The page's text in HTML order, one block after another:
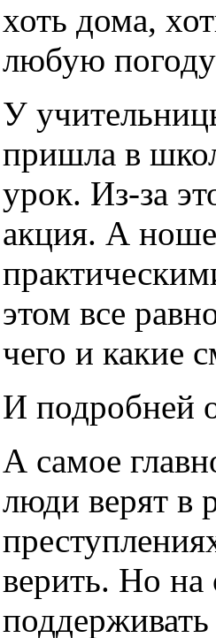
хоть дома,
любую
У
пришла в
урок. Из-за
акция. А
этом все
чего и какие
И подробней
А самое
люди верят в
верить. Но на